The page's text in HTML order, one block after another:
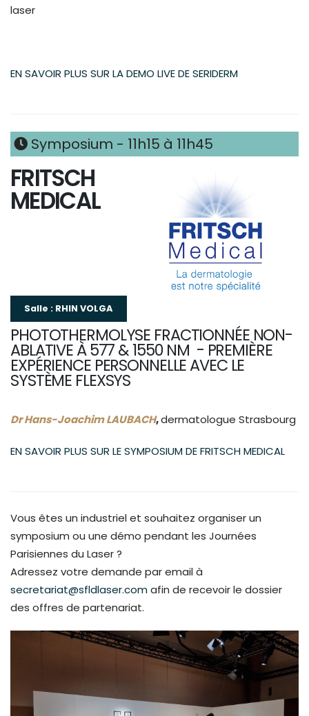
laser
EN SAVOIR PLUS SUR LA DEMO LIVE DE SERIDERM
Symposium - 11h15 à 11h45
FRITSCH
MEDICAL
Salle : RHIN VOLGA
PHOTOTHERMOLYSE FRACTIONNÉE NON-
ABLATIVE À 577 & 1550 NM - PREMIÈRE
EXPÉRIENCE PERSONNELLE AVEC LE
SYSTÈME FLEXSYS
Dr Hans-Joachim LAUBACH,dermatologue Strasbourg
EN SAVOIR PLUS SUR LE SYMPOSIUM DE FRITSCH MEDICAL
Vous êtes un industriel et souhaitez organiser un
symposium ou une démo pendant les Journées
Parisiennes du Laser ?
Adressez votre demande par email à
secretariat@sfldlaser.comafin de recevoir le dossier
des offres de partenariat.